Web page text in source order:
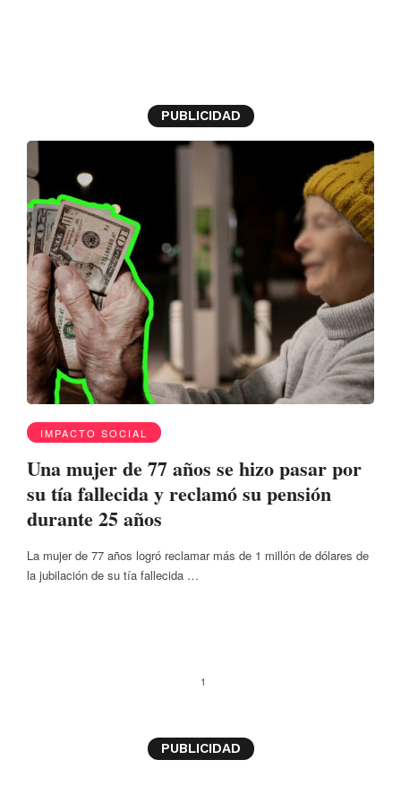
PUBLICIDAD
IMPACTO SOCIAL
Una mujer de 77 años se hizo pasar por
su tía fallecida y reclamó su pensión
durante 25 años
La mujer de 77 años logró reclamar más de 1 millón de dólares de
la jubilación de su tía fallecida …
1
PUBLICIDAD